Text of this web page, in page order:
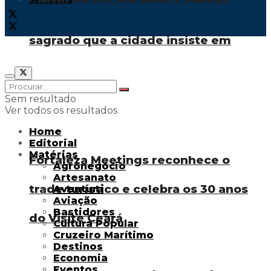
Fortaleza Meetings reconhece o
trade turístico e celebra os 30 anos
do Visite Ceará
sagrado que a cidade insiste em
negar
Sem resultado
Ver todos os resultados
Home
Editorial
Matérias
Agronegócio
Artesanato
Aventura
Aviação
Bastidores
Cultura Popular
Cruzeiro Marítimo
Destinos
Economia